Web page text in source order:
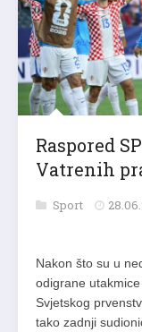
Raspored
Vatrenih
Sport
Nakon što su u
odigrane
Svjetskog
tako zadnji